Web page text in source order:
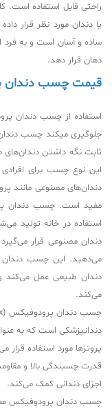
راحتی قابل استفاده
یا دندان مورد نظر قرار
ساده و آسان است و به فرد
دهان قرار دهد.
قیمت چسب دندان
استفاده از چسب دندان
جلوگیری میکند چسب
ثابت نگه داشتن
این نوع چسب برای
دندان‌های مصنوعی مانند
مفید است. چسب دندان
استفاده در خانه تولید
دندان مصنوعی قرار
می‌دهید. این چسب دندان
دندان طبیعی عمل می‌کند
می‌کند.
دندانپزشکی است که به
پروتزها مورد استفاده
قدرت چسبندگی بالا و
اجزای دندانی کمک می‌کند.
چسب دندان پرودوفیکس